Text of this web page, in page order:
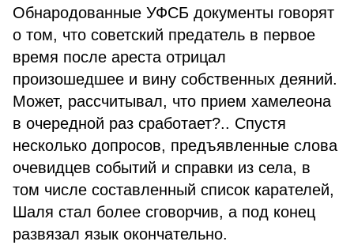
Обнародованные УФСБ документы говорят
о том, что советский предатель в первое
время после ареста отрицал
произошедшее и вину собственных деяний.
Может, рассчитывал, что прием хамелеона
в очередной раз сработает?.. Спустя
несколько допросов, предъявленные слова
очевидцев событий и справки из села, в
том числе составленный список карателей,
Шаля стал более сговорчив, а под конец
развязал язык окончательно.